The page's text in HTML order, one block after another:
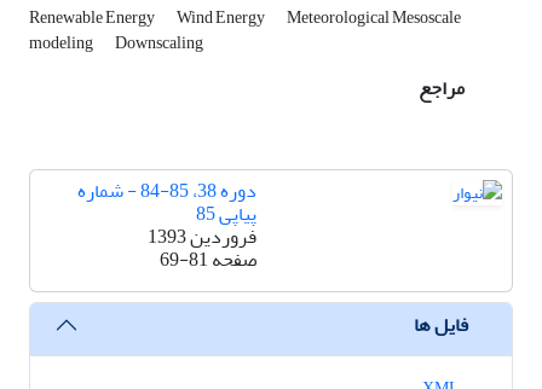
Renewable Energy Wind Energy Meteorological Mesoscale
modeling Downscaling
مراجع
دوره 38، 85-84 - شماره
پیاپی 85
فروردین 1393
صفحه69-81
فایل ها